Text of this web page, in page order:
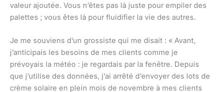
valeur ajoutée. Vous n’êtes pas là juste pour empiler des
palettes ; vous êtes là pour fluidifier la vie des autres.
Je me souviens d’un grossiste qui me disait : « Avant,
j’anticipais les besoins de mes clients comme je
prévoyais la météo : je regardais par la fenêtre. Depuis
que j’utilise des données, j’ai arrêté d’envoyer des lots de
crème solaire en plein mois de novembre à mes clients